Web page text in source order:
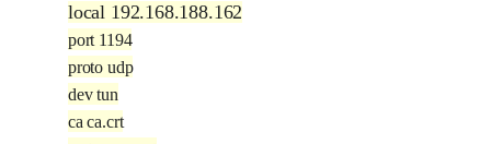
local 192.168.188.162
port 1194
proto udp
dev tun
ca ca.crt